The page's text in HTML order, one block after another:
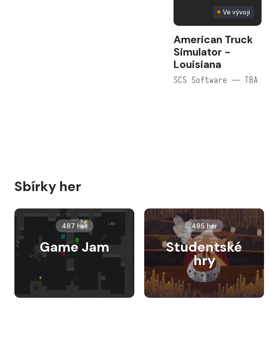
Ve vývoji
American Truck
Simulator -
Louisiana
SCS Software — TBA
Sbírky her
487 her
Game Jam
485 her
Studentské
hry